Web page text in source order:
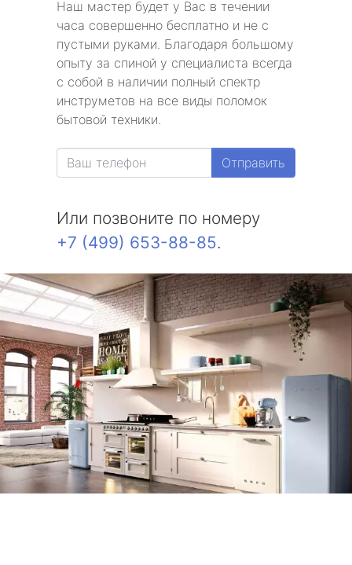
Наш мастер будет у Вас в течении
часа совершенно бесплатно и не с
пустыми руками. Благодаря большому
опыту за спиной у специалиста всегда
с собой в наличии полный спектр
инструметов на все виды поломок
бытовой техники.
Отправить
Или позвоните по номеру
+7 (499) 653-88-85.